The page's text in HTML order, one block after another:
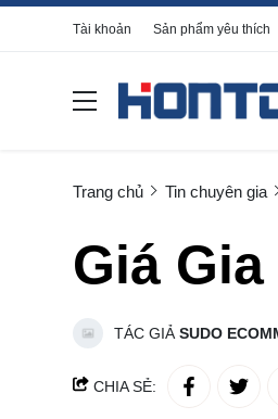
Tài khoản Sản phẩm yêu thích
Trang chủ Tin chuyên gia
Giá
TÁC GIẢ SUDO
CHIA SẺ: